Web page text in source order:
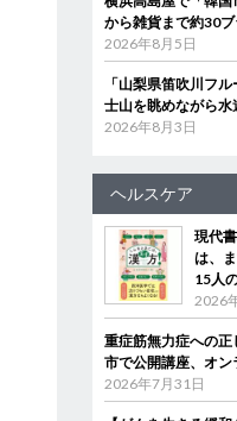
から雑貨まで約30
2026年8月5日
「山梨県笛吹川フ
士山を眺めながら
2026年8月3日
ヘルスケア
現代
は、
15人
2026
重症筋無力症への
市で公開講座、オン
2026年7月31日